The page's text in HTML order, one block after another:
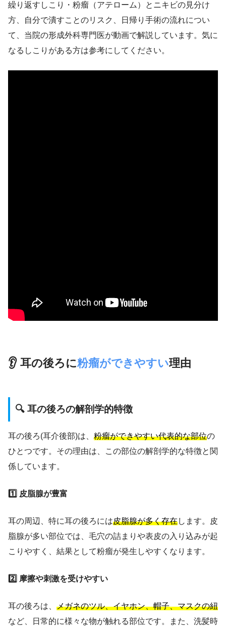
繰り返すしこり・粉瘤（アテローム）とニキビの見分け
方、自分で潰すことのリスク、日帰り手術の流れについ
て、当院の形成外科専門医が動画で解説しています。気に
なるしこりがある方は参考にしてください。
👂 耳の後ろに粉瘤ができやすい理由
🔍 耳の後ろの解剖学的特徴
耳の後ろ(耳介後部)は、 粉瘤ができやすい代表的な部位の
ひとつです。その理由は、この部位の解剖学的な特徴と関
係しています。
1️⃣ 皮脂腺が豊富
耳の周辺、特に耳の後ろには皮脂腺が多く存在します。皮
脂腺が多い部位では、毛穴の詰まりや表皮の入り込みが起
こりやすく、結果として粉瘤が発生しやすくなります。
2️⃣ 摩擦や刺激を受けやすい
耳の後ろは、 メガネのツル、イヤホン、帽子、マスクの紐
など、日常的に様々な物が触れる部位です。また、洗髪時